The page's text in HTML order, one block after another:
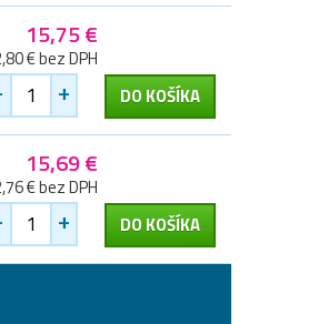
15,75 €
€ bez DPH
+ DO KOŠÍKA
15,69 €
€ bez DPH
+ DO KOŠÍKA